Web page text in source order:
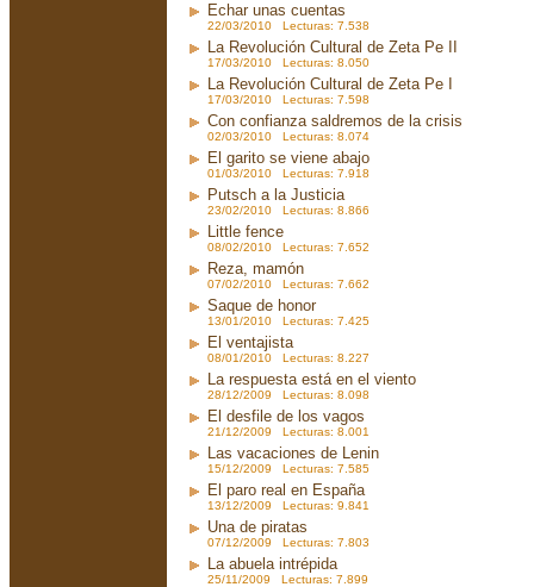
Echar unas cuentas
22/03/2010 Lecturas: 7.538
La Revolución Cultural de Zeta Pe II
17/03/2010 Lecturas: 8.050
La Revolución Cultural de Zeta Pe I
17/03/2010 Lecturas: 7.598
Con confianza saldremos de la crisis
02/03/2010 Lecturas: 8.074
El garito se viene abajo
01/03/2010 Lecturas: 7.918
Putsch a la Justicia
23/02/2010 Lecturas: 8.866
Little fence
08/02/2010 Lecturas: 7.652
Reza, mamón
07/02/2010 Lecturas: 7.662
Saque de honor
13/01/2010 Lecturas: 7.425
El ventajista
08/01/2010 Lecturas: 8.227
La respuesta está en el viento
28/12/2009 Lecturas: 8.098
El desfile de los vagos
21/12/2009 Lecturas: 8.001
Las vacaciones de Lenin
15/12/2009 Lecturas: 7.585
El paro real en España
13/12/2009 Lecturas: 9.841
Una de piratas
07/12/2009 Lecturas: 7.803
La abuela intrépida
25/11/2009 Lecturas: 7.899